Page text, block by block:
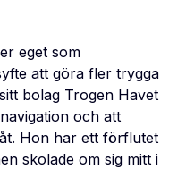
eget som
att göra fler trygga
bolag Trogen Havet
och att
Hon har ett förflutet
skolade om sig mitt i